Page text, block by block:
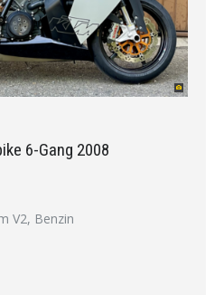
6-Gang 2008
V2, Benzin